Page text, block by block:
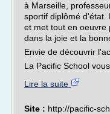
à Marseille,
sportif diplômé d'état.
et met tout en oeuvre
dans la joie et la
Envie de découvrir
La Pacific School
Lire la suite
Site : http://pacific-